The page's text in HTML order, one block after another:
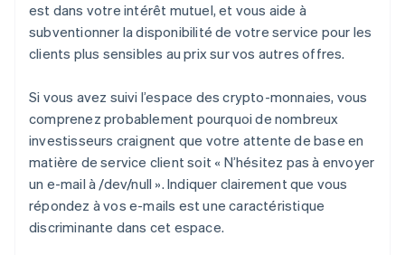
est dans votre intérêt mutuel,et vous aide à
subventionner la disponibilité de votre service pour les
clients plus sensibles au prix sur vos autres offres.
Si vous avez suivi l’espace des crypto-monnaies, vous
comprenez probablement pourquoi de nombreux
investisseurs craignent que votre attente de base en
matière de service client soit « N’hésitez pas à envoyer
un e-mail à /dev/null ». Indiquer clairement que vous
répondez à vos e-mails est une caractéristique
discriminante dans cet espace.